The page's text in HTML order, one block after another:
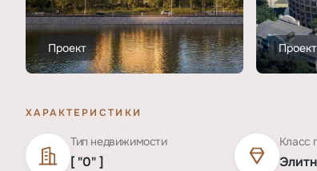
Проект Проект
ХАРАКТЕРИСТИКИ
Тип недвижимости
[ "0" ]
Класс